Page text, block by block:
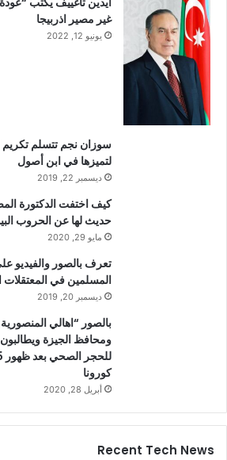
غير مصير اذربيجا
يونيو 12, 2022
سوزان نجم تتسلم تكريم
لتميزها في ابن أصول
ديسمبر 22, 2019
كيف اختفت الدكتورة
حديث لها عن الحروب
مايو 29, 2020
تعرف بالصور والفيديو
المسلمين في المعتقلات
ديسمبر 20, 2019
بالصور “اهالي
ومحافظ الجيزة ويطالبون
كورونا
أبريل 28, 2020
Recent Tech News